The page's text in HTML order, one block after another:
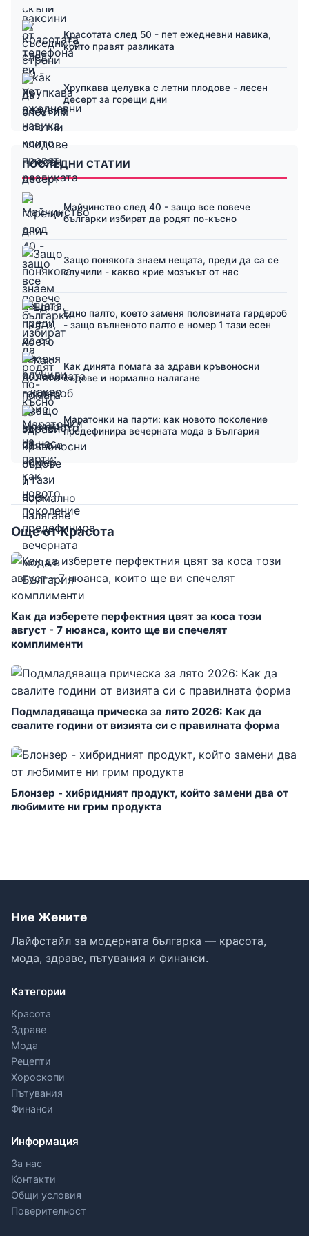
Красотата след 50 - пет ежедневни навика,
които правят разликата
Хрупкава целувка с летни плодове - лесен
десерт за горещи дни
ПОСЛЕДНИ СТАТИИ
Майчинство след 40 - защо все повече
българки избират да родят по-късно
Защо понякога знаем нещата, преди да са се
случили - какво крие мозъкът от нас
Едно палто, което заменя половината гардероб
- защо вълненото палто е номер 1 тази есен
Как динята помага за здрави кръвоносни
съдове и нормално налягане
Маратонки на парти: как новото поколение
предефинира вечерната мода в България
Още от Красота
Как да изберете перфектния цвят за коса този
август - 7 нюанса, които ще ви спечелят
комплименти
Подмладяваща прическа за лято 2026: Как да
свалите години от визията си с правилната форма
Блонзер - хибридният продукт, който замени два от
любимите ни грим продукта
Ние Жените
Лайфстайл за модерната българка — красота,
мода, здраве, пътувания и финанси.
Категории
Красота
Здраве
Мода
Рецепти
Хороскопи
Пътувания
Финанси
Информация
За нас
Контакти
Общи условия
Поверителност